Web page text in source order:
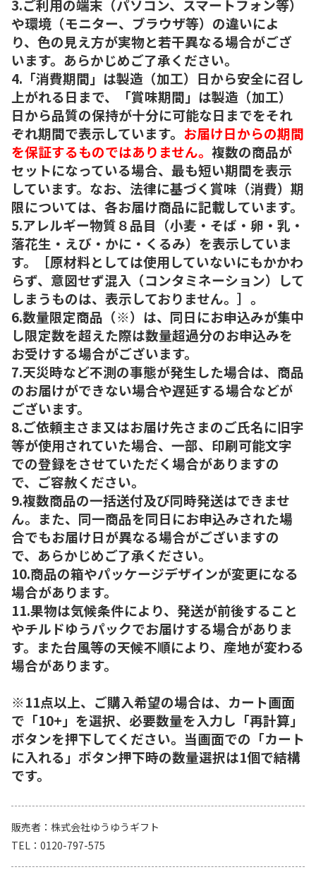
3.ご利用の端末（パソコン、スマートフォン等）
や環境（モニター、ブラウザ等）の違いによ
り、色の見え方が実物と若干異なる場合がござ
います。あらかじめご了承ください。
4.「消費期間」は製造（加工）日から安全に召し
上がれる日まで、「賞味期間」は製造（加工）
日から品質の保持が十分に可能な日までをそれ
ぞれ期間で表示しています。 お届け日からの期間
を保証するものではありません。 複数の商品が
セットになっている場合、最も短い期間を表示
しています。なお、法律に基づく賞味（消費）期
限については、各お届け商品に記載しています。
5.アレルギー物質８品目（小麦・そば・卵・乳・
落花生・えび・かに・くるみ）を表示していま
す。［原材料としては使用していないにもかかわ
らず、意図せず混入（コンタミネーション）して
しまうものは、表示しておりません。］。
6.数量限定商品（※）は、同日にお申込みが集中
し限定数を超えた際は数量超過分のお申込みを
お受けする場合がございます。
7.天災時など不測の事態が発生した場合は、商品
のお届けができない場合や遅延する場合などが
ございます。
8.ご依頼主さま又はお届け先さまのご氏名に旧字
等が使用されていた場合、一部、印刷可能文字
での登録をさせていただく場合がありますの
で、ご容赦ください。
9.複数商品の一括送付及び同時発送はできませ
ん。また、同一商品を同日にお申込みされた場
合でもお届け日が異なる場合がございますの
で、あらかじめご了承ください。
10.商品の箱やパッケージデザインが変更になる
場合があります。
11.果物は気候条件により、発送が前後すること
やチルドゆうパックでお届けする場合がありま
す。また台風等の天候不順により、産地が変わる
場合があります。
※11点以上、ご購入希望の場合は、カート画面
で「10+」を選択、必要数量を入力し「再計算」
ボタンを押下してください。当画面での「カート
に入れる」ボタン押下時の数量選択は1個で結構
です。
販売者
株式会社ゆうゆうギフト
TEL
0120-797-575